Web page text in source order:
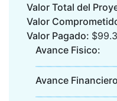
Valor Total del
Valor
Valor Pagado:
Avance Fisico:
Avance